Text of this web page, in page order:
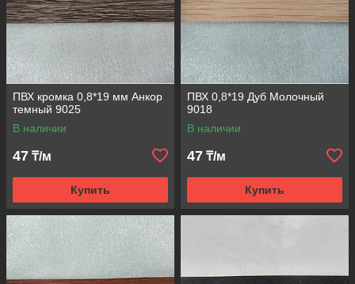
ПВХ кромка 0,8*19 мм Анкор
темный 9025
В наличии
47 ₸/м
Купить
ПВХ 0,8*19 Дуб Молочный
9018
В наличии
47 ₸/м
Купить